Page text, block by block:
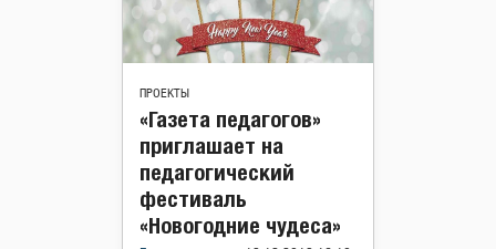
ПРОЕКТЫ
«Газета педагогов»
приглашает на
педагогический
фестиваль
«Новогодние чудеса»